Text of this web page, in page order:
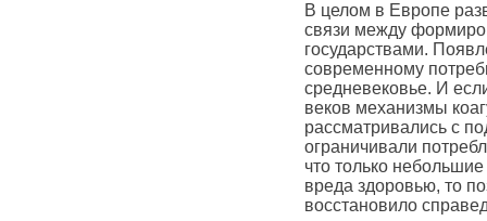
В целом в Европе
связи между
государствами.
современному
средневековье. И
веков механизмы
рассматривались с
ограничивали
что только
вреда здоровью, то
восстановило